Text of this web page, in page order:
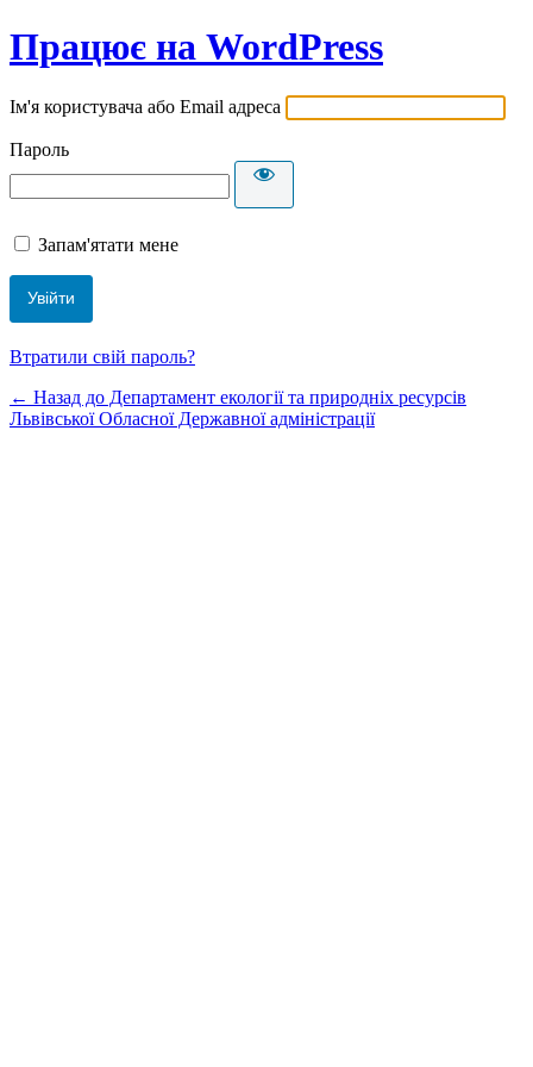
Працює на WordPress
Ім'я користувача або Email адреса
Пароль
Запам'ятати мене
Втратили свій пароль?
← Назад до Департамент екології та природніх ресурсів
Львівської Обласної Державної адміністрації